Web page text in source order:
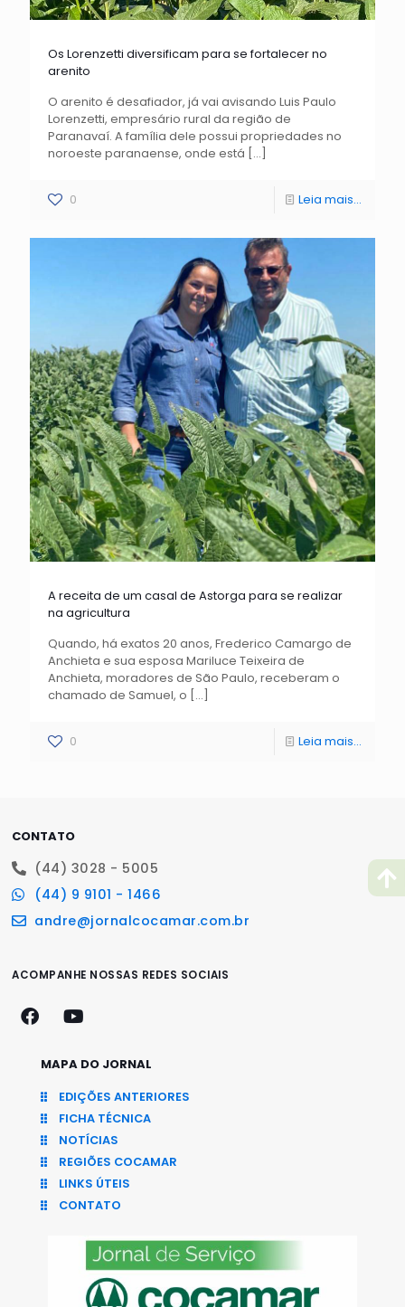
Os Lorenzetti diversificam para se fortalecer no
arenito
O arenito é desafiador, já vai avisando Luis Paulo
Lorenzetti, empresário rural da região de
Paranavaí. A família dele possui propriedades no
noroeste paranaense, onde está […]
0 Leia mais...
A receita de um casal de Astorga para se realizar
na agricultura
Quando, há exatos 20 anos, Frederico Camargo de
Anchieta e sua esposa Mariluce Teixeira de
Anchieta, moradores de São Paulo, receberam o
chamado de Samuel, o […]
0 Leia mais...
CONTATO
(44) 3028 - 5005
(44) 9 9101 - 1466
andre@jornalcocamar.com.br
ACOMPANHE NOSSAS REDES SOCIAIS
MAPA DO JORNAL
EDIÇÕES ANTERIORES
FICHA TÉCNICA
NOTÍCIAS
REGIÕES COCAMAR
LINKS ÚTEIS
CONTATO